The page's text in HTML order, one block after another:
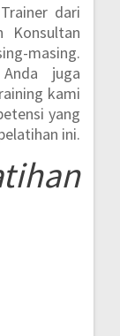
dari
Konsultan
masing.
juga
kami
yang
ini.